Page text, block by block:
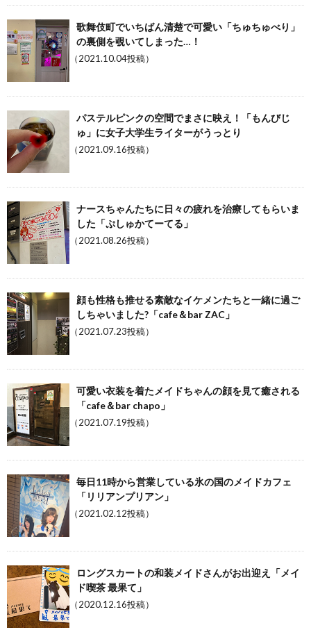
歌舞伎町でいちばん清楚で可愛い「ちゅちゅべり」
の裏側を覗いてしまった…！
（2021.10.04投稿）
パステルピンクの空間でまさに映え！「もんびじ
ゅ」に女子大学生ライターがうっとり
（2021.09.16投稿）
ナースちゃんたちに日々の疲れを治療してもらいま
した「ぷしゅかてーてる」
（2021.08.26投稿）
顔も性格も推せる素敵なイケメンたちと一緒に過ご
しちゃいました?「cafe＆bar ZAC」
（2021.07.23投稿）
可愛い衣装を着たメイドちゃんの顔を見て癒される
「cafe＆bar chapo」
（2021.07.19投稿）
毎日11時から営業している氷の国のメイドカフェ
「リリアンプリアン」
（2021.02.12投稿）
ロングスカートの和装メイドさんがお出迎え「メイ
ド喫茶 最果て」
（2020.12.16投稿）